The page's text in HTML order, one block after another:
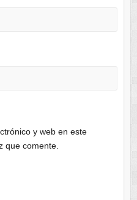
y web en este
que comente.